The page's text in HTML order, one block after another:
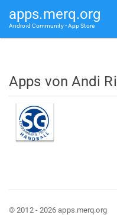
apps.merq.org
Android Community • App Store
Apps von Andi
© 2012 - 2026 apps.merq.org